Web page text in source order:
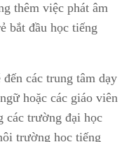
thêm việc phát âm
bắt đầu học tiếng
các trung tâm dạy
hoặc các giáo viên
các trường đại học
trường học tiếng